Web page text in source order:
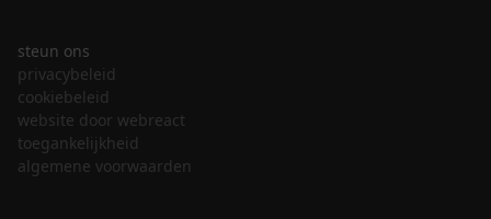
steun ons
privacybeleid
cookiebeleid
website door webreact
toegankelijkheid
algemene voorwaarden